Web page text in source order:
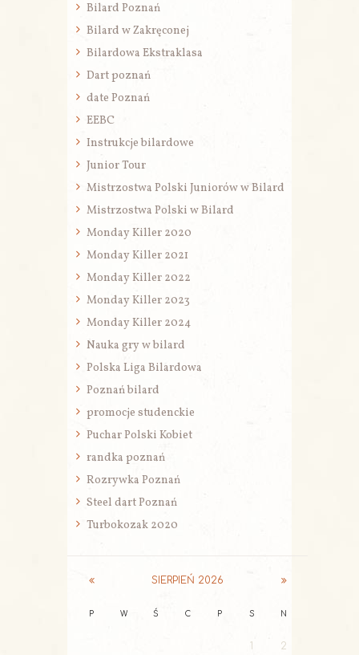
Bilard Poznań
Bilard w Zakręconej
Bilardowa Ekstraklasa
Dart poznań
date Poznań
EEBC
Instrukcje bilardowe
Junior Tour
Mistrzostwa Polski Juniorów w Bilard
Mistrzostwa Polski w Bilard
Monday Killer 2020
Monday Killer 2021
Monday Killer 2022
Monday Killer 2023
Monday Killer 2024
Nauka gry w bilard
Polska Liga Bilardowa
Poznań bilard
promocje studenckie
Puchar Polski Kobiet
randka poznań
Rozrywka Poznań
Steel dart Poznań
Turbokozak 2020
SIERPIEŃ 2026
P W Ś C P S N
2